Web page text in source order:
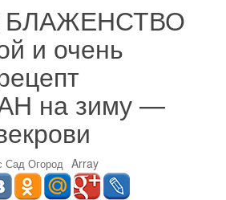
и очень
на зиму —
Сад Огород Array